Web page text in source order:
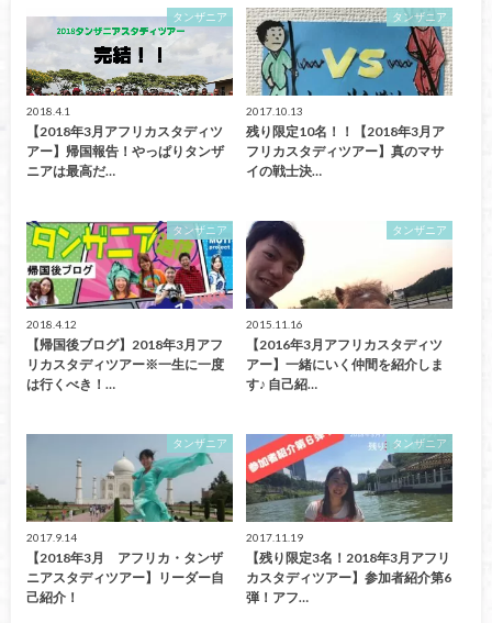
タンザニア
2018.4.1
【2018年3月アフリカスタディツ
アー】帰国報告！やっぱりタンザ
ニアは最高だ…
タンザニア
2017.10.13
残り限定10名！！【2018年3月ア
フリカスタディツアー】真のマサ
イの戦士決…
タンザニア
2018.4.12
【帰国後ブログ】2018年3月アフ
リカスタディツアー※一生に一度
は行くべき！…
タンザニア
2015.11.16
【2016年3月アフリカスタディツ
アー】一緒にいく仲間を紹介しま
す♪ 自己紹…
タンザニア
2017.9.14
【2018年3月 アフリカ・タンザ
ニアスタディツアー】リーダー自
己紹介！
タンザニア
2017.11.19
【残り限定3名！2018年3月アフリ
カスタディツアー】参加者紹介第6
弾！アフ…